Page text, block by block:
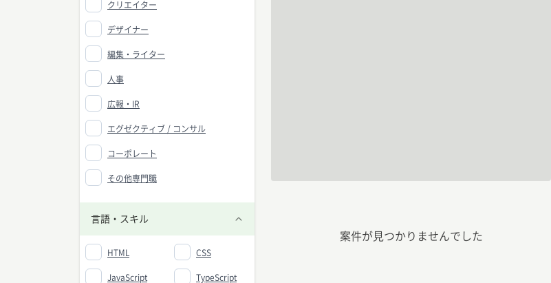
案件が見つかりませんでした
クリエイター
デザイナー
編集・ライター
人事
広報・IR
エグゼクティブ / コンサル
コーポレート
その他専門職
言語・スキル
HTML CSS
JavaScript TypeScript